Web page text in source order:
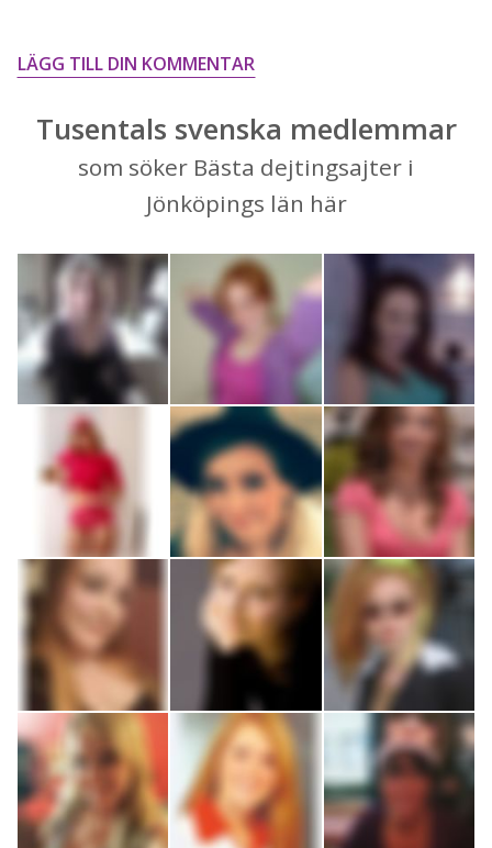
LÄGG TILL DIN KOMMENTAR
Tusentals svenska medlemmar
som söker Bästa dejtingsajter i
Jönköpings län här